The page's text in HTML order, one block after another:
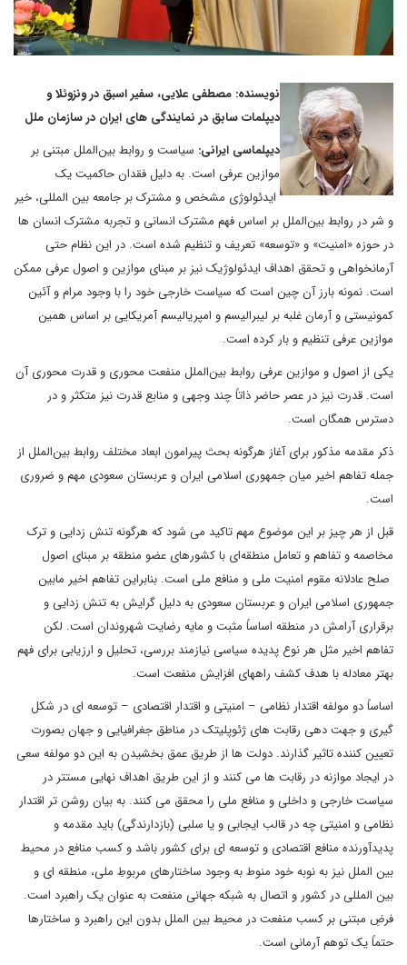
نویسنده: مصطفی علایی، سفیر اسبق در ونزوئلا و
دیپلمات سابق در نمایندگی های ایران در سازمان ملل
دیپلماسی ایرانی: سیاست و روابط بین‌الملل مبتنی بر
موازین عرفی است. به دلیل فقدان حاکمیت یک
ایدئولوژی مشخص و مشترک بر جامعه بین المللی، خیر
و شر در روابط بین‌الملل بر اساس فهم مشترک انسانی و تجربه مشترک انسان ها
در حوزه «امنیت» و «توسعه» تعریف و تنظیم شده است. در این نظام حتی
آرمانخواهی و تحقق اهداف ایدئولوژیک نیز بر مبنای موازین و اصول عرفی ممکن
است. نمونه بارز آن چین است که سیاست خارجی خود را با وجود مرام و آئین
کمونیستی و آرمان غلبه بر لیبرالیسم و امپریالیسم آمریکایی بر اساس همین
موازین عرفی تنظیم و بار کرده است.
یکی از اصول و موازین عرفی روابط بین‌الملل منفعت محوری و قدرت محوری آن
است. قدرت نیز در عصر حاضر ذاتاً چند وجهی و منابع قدرت نیز متکثر و در
دسترس همگان است.
ذکر مقدمه مذکور برای آغاز هرگونه بحث پیرامون ابعاد مختلف روابط بین‌الملل از
جمله تفاهم اخیر میان جمهوری اسلامی ایران و عربستان سعودی مهم و ضروری
است.
قبل از هر چیز بر این موضوع مهم تاکید می شود که هرگونه تنش زدایی و ترک
مخاصمه و تفاهم و تعامل منطقه‌ای با کشورهای عضو منطقه بر مبنای اصول
صلح عادلانه مقوم امنیت ملی و منافع ملی است. بنابراین تفاهم اخیر مابین
جمهوری اسلامی ایران و عربستان سعودی به دلیل گرایش به تنش زدایی و
برقراری آرامش در منطقه اساساً مثبت و مایه رضایت شهروندان است. لکن
تفاهم اخیر مثل هر نوع پدیده سیاسی نیازمند بررسی، تحلیل و ارزیابی برای فهم
بهتر معادله با هدف کشف راههای افزایش منفعت است.
اساساً دو مولفه اقتدار نظامی – امنیتی و اقتدار اقتصادی – توسعه ای در شکل
گیری و جهت دهی رقابت های ژئوپلیتک در مناطق جغرافیایی و جهان بصورت
تعیین کننده تاثیر گذارند. دولت ها از طریق عمق بخشیدن به این دو مولفه سعی
در ایجاد موازنه در رقابت ها می کنند و از این طریق اهداف نهایی مستتر در
سیاست خارجی و داخلی و منافع ملی را محقق می کنند. به بیان روشن تر اقتدار
نظامی و امنیتی چه در قالب ایجابی و یا سلبی (بازدارندگی) باید مقدمه و
پدیدآورنده منافع اقتصادی و توسعه ای برای کشور باشد و کسب منافع در محیط
بین الملل نیز به نوبه خود منوط به وجود ساختارهای مربوطِ ملی، منطقه ای و
بین المللی در کشور و اتصال به شبکه جهانی منفعت به عنوان یک راهبرد است.
فرضِ مبتنی بر کسب منفعت در محیط بین الملل بدون این راهبرد و ساختارها
حتماً یک توهم آرمانی است.